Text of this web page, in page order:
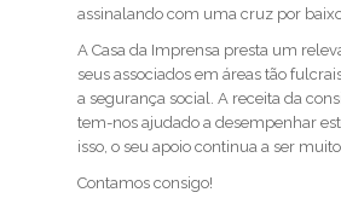
assinalando com uma cruz por baixo
A Casa da Imprensa presta um
seus associados em áreas tão
a segurança social. A receita da
tem-nos ajudado a desempenhar
isso, o seu apoio continua a ser
Contamos consigo!